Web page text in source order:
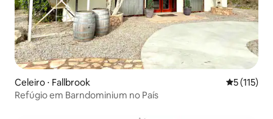
Celeiro ⋅ Fallbrook 5 de uma
5 (115)
Refúgio em Barndominium no País